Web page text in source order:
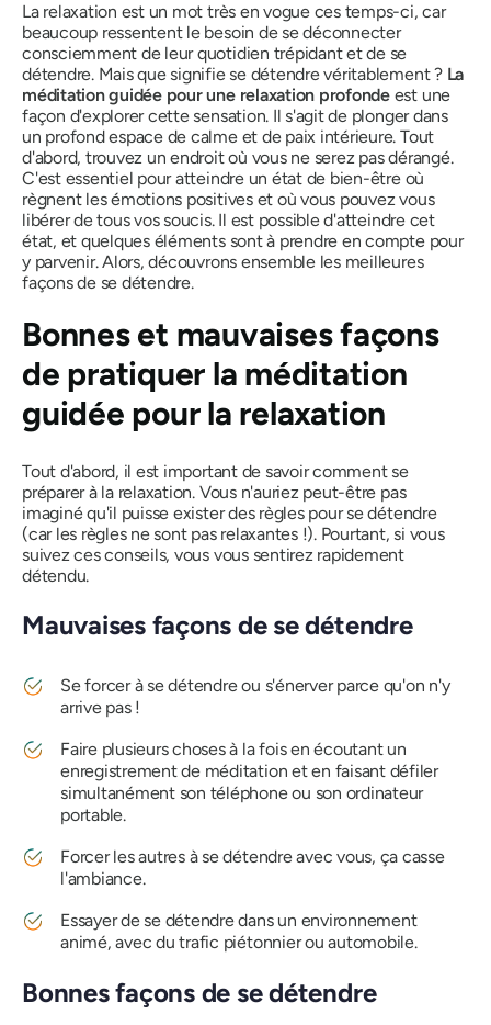
La relaxation est un mot très en vogue ces temps-ci, car
beaucoup ressentent le besoin de se déconnecter
consciemment de leur quotidien trépidant et de se
détendre. Mais que signifie se détendre véritablement ? La
méditation guidée pour une relaxation profondeest une
façon d'explorer cette sensation. Il s'agit de plonger dans
un profond espace de calme et de paix intérieure. Tout
d'abord, trouvez un endroit où vous ne serez pas dérangé.
C'est essentiel pour atteindre un état de bien-être où
règnent les émotions positives et où vous pouvez vous
libérer de tous vos soucis. Il est possible d'atteindre cet
état, et quelques éléments sont à prendre en compte pour
y parvenir. Alors, découvrons ensemble les meilleures
façons de se détendre.
Bonnes et mauvaises façons
de pratiquer la méditation
guidée pour la relaxation
Tout d'abord, il est important de savoir comment se
préparer à la relaxation. Vous n'auriez peut-être pas
imaginé qu'il puisse exister des règles pour se détendre
(car les règles ne sont pas relaxantes !). Pourtant, si vous
suivez ces conseils, vous vous sentirez rapidement
détendu.
Mauvaises façons de se détendre
Se forcer à se détendre ou s'énerver parce qu'on n'y
arrive pas !
Faire plusieurs choses à la fois en écoutant un
enregistrement de méditation et en faisant défiler
simultanément son téléphone ou son ordinateur
portable.
Forcer les autres à se détendre avec vous, ça casse
l'ambiance.
Essayer de se détendre dans un environnement
animé, avec du trafic piétonnier ou automobile.
Bonnes façons de se détendre